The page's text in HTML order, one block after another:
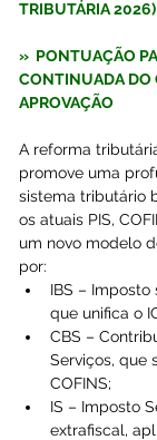
TRIBUTÁRIA 2026)
»  PONTUAÇÃO
CONTINUADA DO
APROVAÇÃO
A reforma
promove uma
sistema tributário
os atuais PIS,
um novo modelo
por:
IBS – Imposto
que unifica o
CBS –
Serviços, que
COFINS;
IS – Imposto
extrafiscal,